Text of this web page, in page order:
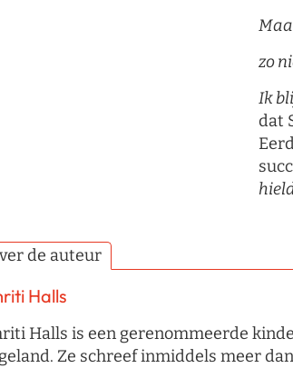
zo
Ik
dat
de auteur
Halls
Halls is een gerenommeerde
Ze schreef inmiddels meer